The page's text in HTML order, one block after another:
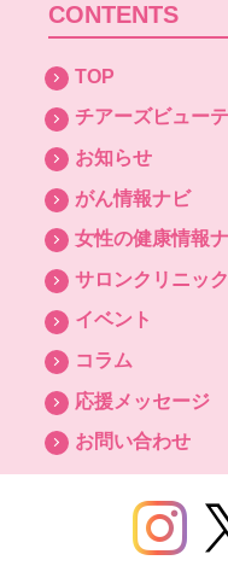
CONTENTS
TOP
チアーズビュー
お知らせ
がん情報ナビ
女性の健康情報
サロンクリニッ
イベント
コラム
応援メッセージ
お問い合わせ